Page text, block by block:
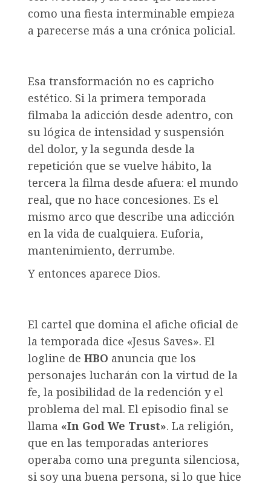
como una fiesta interminable empieza
a parecerse más a una crónica policial.
Esa transformación no es capricho
estético. Si la primera temporada
filmaba la adicción desde adentro, con
su lógica de intensidad y suspensión
del dolor, y la segunda desde la
repetición que se vuelve hábito, la
tercera la filma desde afuera: el mundo
real, que no hace concesiones. Es el
mismo arco que describe una adicción
en la vida de cualquiera. Euforia,
mantenimiento, derrumbe.
Y entonces aparece Dios.
El cartel que domina el afiche oficial de
la temporada dice «Jesus Saves». El
logline de HBO anuncia que los
personajes lucharán con la virtud de la
fe, la posibilidad de la redención y el
problema del mal. El episodio final se
llama «In God We Trust». La religión,
que en las temporadas anteriores
operaba como una pregunta silenciosa,
si soy una buena persona, si lo que hice